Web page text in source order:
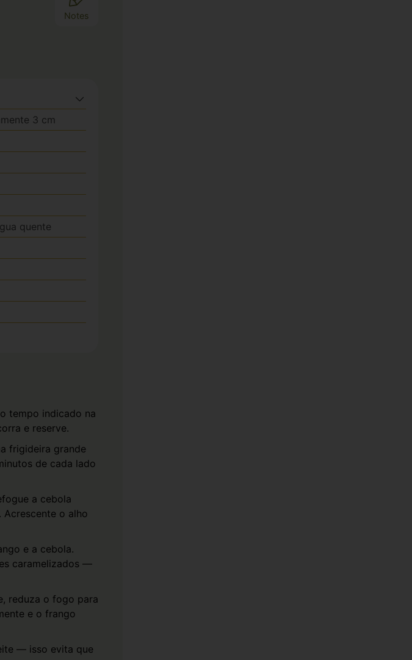
Notes
3 cm
quente
tempo indicado na
e reserve.
frigideira grande
de cada lado
a cebola
o alho
e a cebola.
caramelizados —
reduza o fogo para
e o frango
— isso evita que